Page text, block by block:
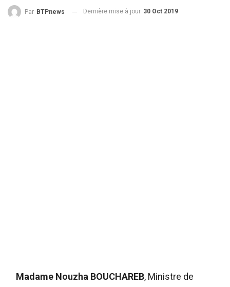
Par BTPnews Dernière mise à jour 30 Oct 2019
Madame Nouzha BOUCHAREB, Ministre de